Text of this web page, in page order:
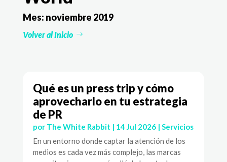
Mes: noviembre 2019
Volver al Inicio
Qué es un press trip y cómo
aprovecharlo en tu estrategia
de PR
por The White Rabbit | 14 Jul 2026| Servicios
En un entorno donde captar la atención de los
medios es cada vez más complejo, las marcas